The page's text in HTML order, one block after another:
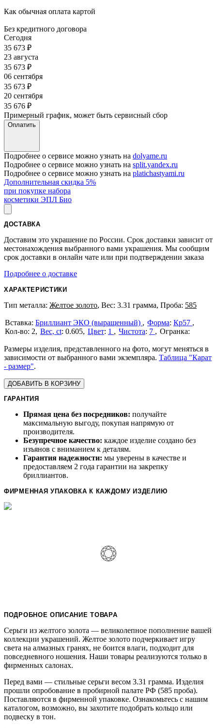
Как обычная оплата картой
Без кредитного договора
Сегодня
35 673 ₽
23 августа
35 673 ₽
06 сентября
35 673 ₽
20 сентября
35 676 ₽
Примерный график, может быть сервисный сбор
Оплатить
Подробнее о сервисе можно узнать на dolyame.ru
Подробнее о сервисе можно узнать на split.yandex.ru
Подробнее о сервисе можно узнать на platichastyami.ru
Дополнительная скидка 5%
при покупке набора
косметики ЭПЛ Био
ДОСТАВКА
Доставим это украшение по России. Срок доставки зависит от
местонахождения выбранного вами украшения. Мы сообщим
срок доставки в онлайн чате или при подтверждении заказа
Подробнее о доставке
ХАРАКТЕРИСТИКИ
Тип металла: Желтое золото, Вес: 3.31 грамма, Проба: 585
Бриллиант ЭКО (выращенный) Форма: Кр57
2
Вес, ct: 0.605 Цвет: 1 Чистота: 7
Размеры изделия, представленного на фото, могут меняться в
зависимости от выбранного вами экземпляра. Таблица "Карат
- размер".
ДОБАВИТЬ В КОРЗИНУ
ГАРАНТИЯ
Прямая цена без посредников: получайте
максимальную выгоду, покупая напрямую от
производителя.
Безупречное качество: каждое изделие создано без
изъянов с вниманием к деталям.
Гарантия надежности: мы уверены в качестве и
предоставляем 2 года гарантии на закрепку
бриллиантов.
ФИРМЕННАЯ УПАКОВКА К КАЖДОМУ ИЗДЕЛИЮ
ПОДРОБНОЕ ОПИСАНИЕ ТОВАРА
Серьги из желтого золота — великолепное пополнение вашей
коллекции украшений. Желтое золото подчеркивает игру
света на алмазных гранях, не боится влаги, подходит для
повседневного ношения. Наши товары реализуются только в
фирменных салонах.
Перед вами — стильные серьги весом 3.31 грамма. Изделия
прошли опробование в пробирной палате РФ (585 проба).
Поставляются в фирменной упаковке. Ознакомьтесь с нашим
каталогом, возможно, вы захотите подобрать кольцо или
подвеску в тон.